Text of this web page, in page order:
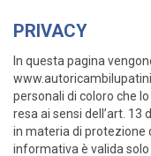
PRIVACY
In questa pagina
personali di coloro che
resa ai sensi dell’art. 13
in materia di protezione
informativa è valida